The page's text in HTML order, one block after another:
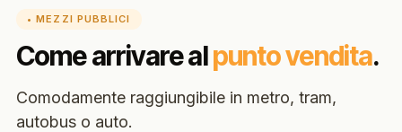
• MEZZI PUBBLICI
Come arrivare alpunto vendita.
Comodamente raggiungibile in metro, tram,
autobus o auto.